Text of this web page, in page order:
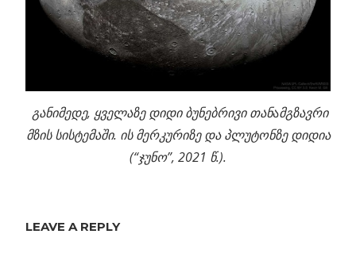
განიმედე, ყველაზე დიდი ბუნებრივი თანამგზავრი
მზის სისტემაში. ის მერკურიზე და პლუტონზე დიდია
(“ჯუნო”, 2021 წ.).
Previous
კომეტა
LEAVE A REPLY